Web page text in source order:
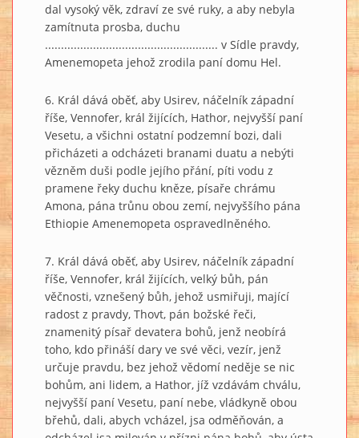
dal vysoký věk, zdraví ze své ruky, a aby nebyla
zamítnuta prosba, duchu
...................................................... v Sídle pravdy,
Amenemopeta jehož zrodila paní domu Hel.
6. Král dává oběť, aby Usirev, náčelník západní
říše, Vennofer, král žijících, Hathor, nejvyšší paní
Vesetu, a všichni ostatní podzemní bozi, dali
přicházeti a odcházeti branami duatu a nebýti
vězněm duši podle jejího přání, píti vodu z
pramene řeky duchu kněze, písaře chrámu
Amona, pána trůnu obou zemí, nejvyššího pána
Ethiopie Amenemopeta ospravedlněného.
7. Král dává oběť, aby Usirev, náčelník západní
říše, Vennofer, král žijících, velký bůh, pán
věčnosti, vznešený bůh, jehož usmiřuji, mající
radost z pravdy, Thovt, pán božské řeči,
znamenitý písař devatera bohů, jenž neobírá
toho, kdo přináší dary ve své věci, vezír, jenž
určuje pravdu, bez jehož vědomí neděje se nic
bohům, ani lidem, a Hathor, jíž vzdávám chválu,
nejvyšší paní Vesetu, paní nebe, vládkyně obou
břehů, dali, abych vcházel, jsa odměňován, a